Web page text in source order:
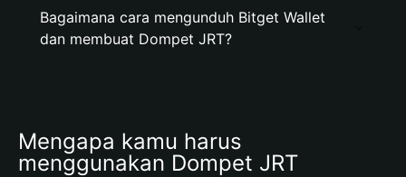
Bagaimana cara mengunduh Bitget Wallet
dan membuat Dompet JRT?
Mengapa kamu harus
menggunakan Dompet JRT